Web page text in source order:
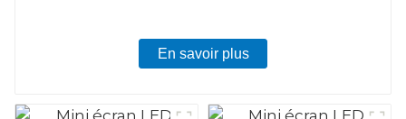
En savoir plus